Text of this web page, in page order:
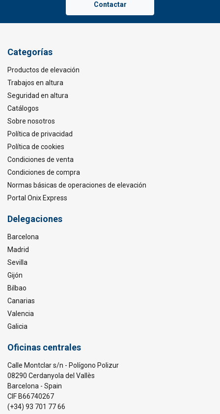
Contactar
Categorías
Productos de elevación
Trabajos en altura
Seguridad en altura
Catálogos
Sobre nosotros
Política de privacidad
Política de cookies
Condiciones de venta
Condiciones de compra
Normas básicas de operaciones de elevación
Portal Onix Express
Delegaciones
Barcelona
Madrid
Sevilla
Gijón
Bilbao
Canarias
Valencia
Galicia
Oficinas centrales
Calle Montclar s/n - Polígono Polizur
08290 Cerdanyola del Vallès
Barcelona - Spain
CIF B66740267
(+34) 93 701 77 66